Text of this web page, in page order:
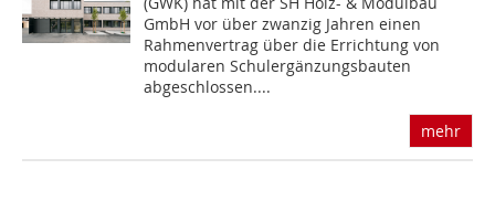
GmbH vor über zwanzig Jahren einen
Rahmenvertrag über die Errichtung von
modularen Schulergänzungsbauten
abgeschlossen....
mehr